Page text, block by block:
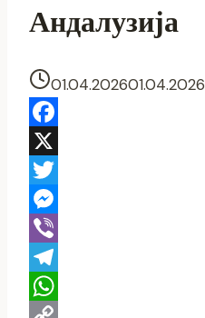
Андалузија
01.04.202601.04.2026
Facebook
X
Twitter
Messenger
Viber
Telegram